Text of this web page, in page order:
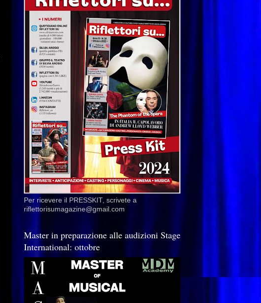
Per ricevere il PRESSKIT, scrivete a
riflettorisumagazine@gmail.com
Master in preparazione alle audizioni Stage
International: ottobre